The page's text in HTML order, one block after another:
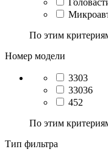
По этим
Номер модели
3303
33036
452
По этим
Тип фильтра